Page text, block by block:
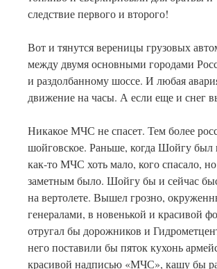
следствие первого и второго!
Вот и тянутся вереницы грузовых
между двумя основными городами
и раздолбанному шоссе. И любая
движение на часы. А если еще и снег
Никакое МЧС не спасет. Тем более
шойговское. Раньше, когда Шойгу
как-то МЧС хоть мало, кого спасало,
заметным было. Шойгу бы и сейчас
на вертолете. Вышел грозно,
генералами, в новенькой и красивой
отругал бы дорожников и
него поставили бы пяток кухонь
красивой надписью «МЧС», кашу бы